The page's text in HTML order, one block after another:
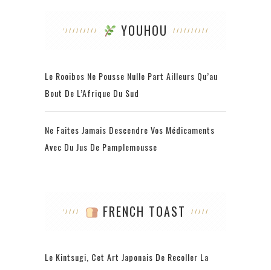
YOUHOU
Le Rooibos Ne Pousse Nulle Part Ailleurs Qu’au
Bout De L’Afrique Du Sud
Ne Faites Jamais Descendre Vos Médicaments
Avec Du Jus De Pamplemousse
FRENCH TOAST
Le Kintsugi, Cet Art Japonais De Recoller La